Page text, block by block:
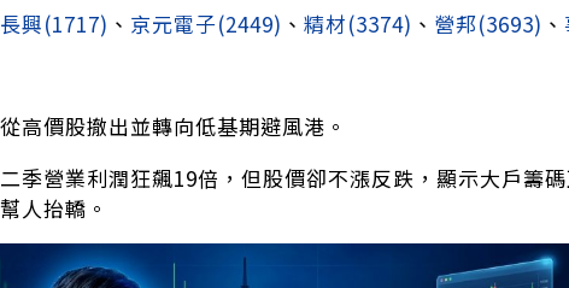
長興(1717) 、 京元電子(2449) 、 精材(3374) 、 營邦(3693) 、
高價股撤出並轉向低基期避風港。
季營業利潤狂飆19倍，但股價卻不漲反跌，顯示大戶籌
人抬轎。